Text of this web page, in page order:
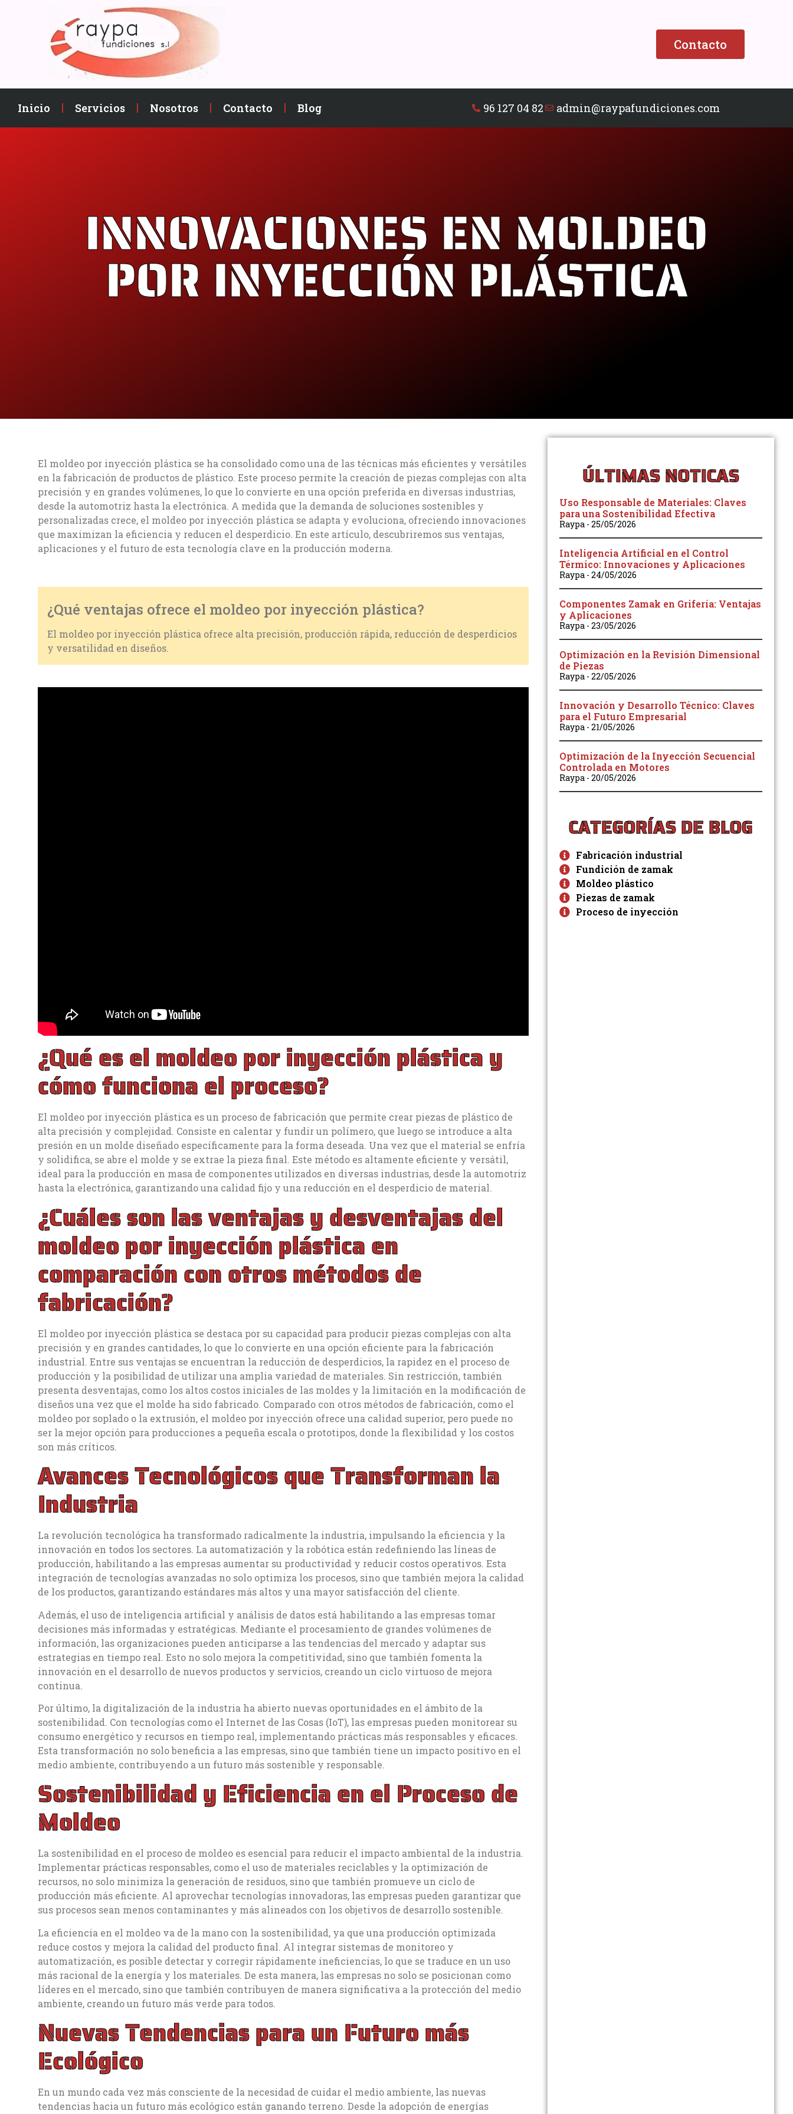
Contacto
Inicio Servicios Nosotros Contacto Blog 96 127 04 82 admin@raypafundiciones.com
INNOVACIONES EN MOLDEO
POR INYECCIÓN PLÁSTICA
El moldeo por inyección plástica se ha consolidado como una de las técnicas más eficientes y versátiles
en la fabricación de productos de plástico. Este proceso permite la creación de piezas complejas con alta
precisión y en grandes volúmenes, lo que lo convierte en una opción preferida en diversas industrias,
desde la automotriz hasta la electrónica. A medida que la demanda de soluciones sostenibles y
personalizadas crece, el moldeo por inyección plástica se adapta y evoluciona, ofreciendo innovaciones
que maximizan la eficiencia y reducen el desperdicio. En este artículo, descubriremos sus ventajas,
aplicaciones y el futuro de esta tecnología clave en la producción moderna.
¿Qué ventajas ofrece el moldeo por inyección plástica?
El moldeo por inyección plástica ofrece alta precisión, producción rápida, reducción de desperdicios
y versatilidad en diseños.
¿Qué es el moldeo por inyección plástica y
cómo funciona el proceso?
El moldeo por inyección plástica es un proceso de fabricación que permite crear piezas de plástico de
alta precisión y complejidad. Consiste en calentar y fundir un polímero, que luego se introduce a alta
presión en un molde diseñado específicamente para la forma deseada. Una vez que el material se enfría
y solidifica, se abre el molde y se extrae la pieza final. Este método es altamente eficiente y versátil,
ideal para la producción en masa de componentes utilizados en diversas industrias, desde la automotriz
hasta la electrónica, garantizando una calidad fijo y una reducción en el desperdicio de material.
¿Cuáles son las ventajas y desventajas del
moldeo por inyección plástica en
comparación con otros métodos de
fabricación?
El moldeo por inyección plástica se destaca por su capacidad para producir piezas complejas con alta
precisión y en grandes cantidades, lo que lo convierte en una opción eficiente para la fabricación
industrial. Entre sus ventajas se encuentran la reducción de desperdicios, la rapidez en el proceso de
producción y la posibilidad de utilizar una amplia variedad de materiales. Sin restricción, también
presenta desventajas, como los altos costos iniciales de las moldes y la limitación en la modificación de
diseños una vez que el molde ha sido fabricado. Comparado con otros métodos de fabricación, como el
moldeo por soplado o la extrusión, el moldeo por inyección ofrece una calidad superior, pero puede no
ser la mejor opción para producciones a pequeña escala o prototipos, donde la flexibilidad y los costos
son más críticos.
Avances Tecnológicos que Transforman la
Industria
La revolución tecnológica ha transformado radicalmente la industria, impulsando la eficiencia y la
innovación en todos los sectores. La automatización y la robótica están redefiniendo las líneas de
producción, habilitando a las empresas aumentar su productividad y reducir costos operativos. Esta
integración de tecnologías avanzadas no solo optimiza los procesos, sino que también mejora la calidad
de los productos, garantizando estándares más altos y una mayor satisfacción del cliente.
Además, el uso de inteligencia artificial y análisis de datos está habilitando a las empresas tomar
decisiones más informadas y estratégicas. Mediante el procesamiento de grandes volúmenes de
información, las organizaciones pueden anticiparse a las tendencias del mercado y adaptar sus
estrategias en tiempo real. Esto no solo mejora la competitividad, sino que también fomenta la
innovación en el desarrollo de nuevos productos y servicios, creando un ciclo virtuoso de mejora
continua.
Por último, la digitalización de la industria ha abierto nuevas oportunidades en el ámbito de la
sostenibilidad. Con tecnologías como el Internet de las Cosas (IoT), las empresas pueden monitorear su
consumo energético y recursos en tiempo real, implementando prácticas más responsables y eficaces.
Esta transformación no solo beneficia a las empresas, sino que también tiene un impacto positivo en el
medio ambiente, contribuyendo a un futuro más sostenible y responsable.
Sostenibilidad y Eficiencia en el Proceso de
Moldeo
La sostenibilidad en el proceso de moldeo es esencial para reducir el impacto ambiental de la industria.
Implementar prácticas responsables, como el uso de materiales reciclables y la optimización de
recursos, no solo minimiza la generación de residuos, sino que también promueve un ciclo de
producción más eficiente. Al aprovechar tecnologías innovadoras, las empresas pueden garantizar que
sus procesos sean menos contaminantes y más alineados con los objetivos de desarrollo sostenible.
La eficiencia en el moldeo va de la mano con la sostenibilidad, ya que una producción optimizada
reduce costos y mejora la calidad del producto final. Al integrar sistemas de monitoreo y
automatización, es posible detectar y corregir rápidamente ineficiencias, lo que se traduce en un uso
más racional de la energía y los materiales. De esta manera, las empresas no solo se posicionan como
líderes en el mercado, sino que también contribuyen de manera significativa a la protección del medio
ambiente, creando un futuro más verde para todos.
Nuevas Tendencias para un Futuro más
Ecológico
En un mundo cada vez más consciente de la necesidad de cuidar el medio ambiente, las nuevas
tendencias hacia un futuro más ecológico están ganando terreno. Desde la adopción de energías
ÚLTIMAS NOTICAS
Uso Responsable de Materiales: Claves
para una Sostenibilidad Efectiva
Raypa 25/05/2026
Inteligencia Artificial en el Control
Térmico: Innovaciones y Aplicaciones
Raypa 24/05/2026
Componentes Zamak en Grifería: Ventajas
y Aplicaciones
Raypa 23/05/2026
Optimización en la Revisión Dimensional
de Piezas
Raypa 22/05/2026
Innovación y Desarrollo Técnico: Claves
para el Futuro Empresarial
Raypa 21/05/2026
Optimización de la Inyección Secuencial
Controlada en Motores
Raypa 20/05/2026
CATEGORÍAS DE BLOG
Fabricación industrial
Fundición de zamak
Moldeo plástico
Piezas de zamak
Proceso de inyección